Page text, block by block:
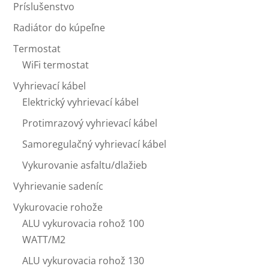
Príslušenstvo
Radiátor do kúpeľne
Termostat
WiFi termostat
Vyhrievací kábel
Elektrický vyhrievací kábel
Protimrazový vyhrievací kábel
Samoregulačný vyhrievací kábel
Vykurovanie asfaltu/dlažieb
Vyhrievanie sadeníc
Vykurovacie rohože
ALU vykurovacia rohož 100
WATT/M2
ALU vykurovacia rohož 130